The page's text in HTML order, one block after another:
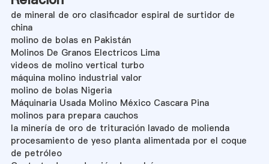
de mineral de oro clasificador espiral de surtidor de
china
molino de bolas en Pakistán
Molinos De Granos Electricos Lima
videos de molino vertical turbo
máquina molino industrial valor
molino de bolas Nigeria
Máquinaria Usada Molino México Cascara Pina
molinos para prepara cauchos
la minería de oro de trituración lavado de molienda
procesamiento de yeso planta alimentada por el coque
de petróleo